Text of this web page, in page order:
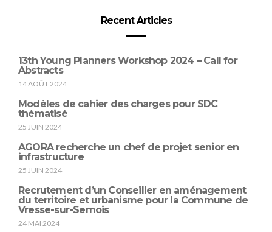
Recent Articles
13th Young Planners Workshop 2024 – Call for
Abstracts
14 AOÛT 2024
Modèles de cahier des charges pour SDC
thématisé
25 JUIN 2024
AGORA recherche un chef de projet senior en
infrastructure
25 JUIN 2024
Recrutement d’un Conseiller en aménagement
du territoire et urbanisme pour la Commune de
Vresse-sur-Semois
24 MAI 2024